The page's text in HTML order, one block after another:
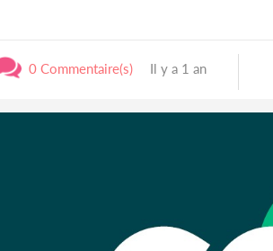
0 Commentaire(s) Il y a 1 an